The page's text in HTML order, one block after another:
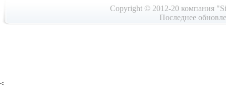
Copyright © 2012-20 компания
Последнее
<